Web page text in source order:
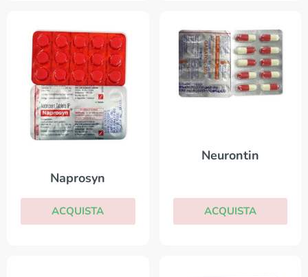
Naprosyn
ACQUISTA
Neurontin
ACQUISTA